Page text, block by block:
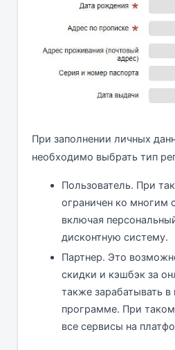
При заполнении личных
необходимо выбрать тип
Пользователь. При
ограничен ко многим
включая
дисконтную систему.
Партнер. Это
скидки и кэшбэк за
также зарабатывать в
программе. При
все сервисы на